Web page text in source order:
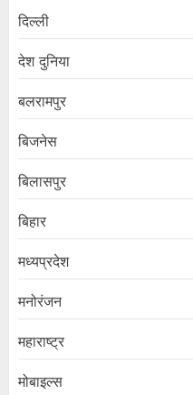
दिल्ली
देश दुनिया
बलरामपुर
बिजनेस
बिलासपुर
बिहार
मध्यप्रदेश
मनोरंजन
महाराष्ट्र
मोबाइल्स